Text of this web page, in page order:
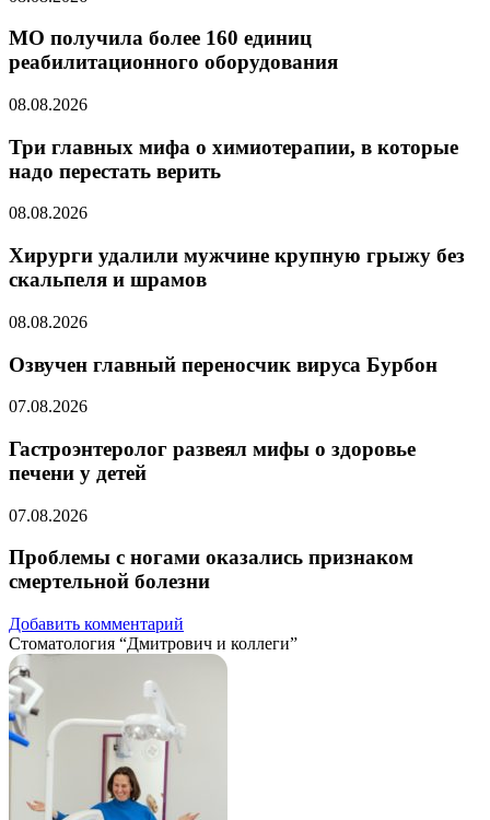
МО получила более 160 единиц
реабилитационного оборудования
08.08.2026
Три главных мифа о химиотерапии, в которые
надо перестать верить
08.08.2026
Хирурги удалили мужчине крупную грыжу без
скальпеля и шрамов
08.08.2026
Озвучен главный переносчик вируса Бурбон
07.08.2026
Гастроэнтеролог развеял мифы о здоровье
печени у детей
07.08.2026
Проблемы с ногами оказались признаком
смертельной болезни
Добавить комментарий
Стоматология “Дмитрович и коллеги”